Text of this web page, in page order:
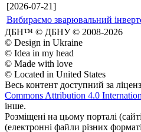
[2026-07-21]
Вибираємо зварювальний
ДБН™ © ДБНУ © 2008-2026
© Design in Ukraine
© Idea in my head
© Made with love
© Located in United States
Весь контент доступний за
Commons Attribution 4.0
інше.
Розміщені на цьому порталі
(електронні файли різних